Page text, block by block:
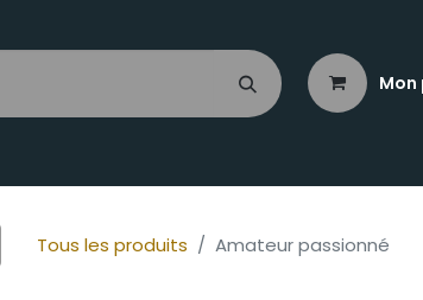
Mon
Tous les produits Amateur passionné